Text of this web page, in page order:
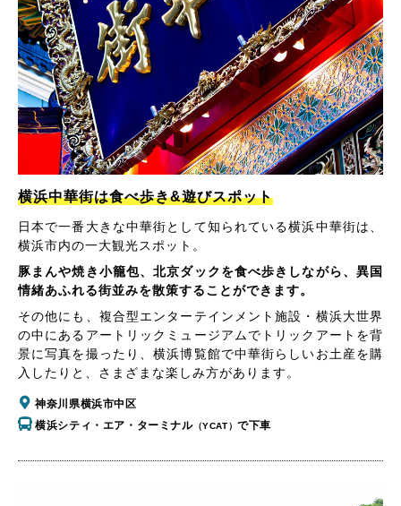
横浜中華街は食べ歩き&遊びスポット
日本で一番大きな中華街として知られている横浜中華街は、
横浜市内の一大観光スポット。
豚まんや焼き小籠包、北京ダックを食べ歩きしながら、異国
情緒あふれる街並みを散策することができます。
その他にも、複合型エンターテインメント施設・横浜大世界
の中にあるアートリックミュージアムでトリックアートを背
景に写真を撮ったり、横浜博覧館で中華街らしいお土産を購
入したりと、さまざまな楽しみ方があります。
神奈川県横浜市中区
横浜シティ・エア・ターミナル（YCAT）で下車